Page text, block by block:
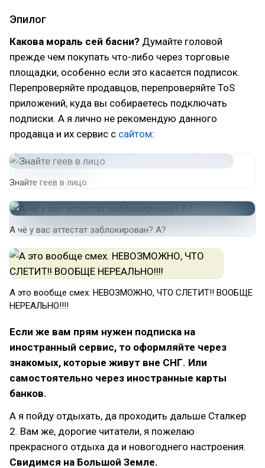
Эпилог
Какова мораль сей басни? Думайте головой
прежде чем покупать что-либо через торговые
площадки, особенно если это касается подписок.
Перепроверяйте продавцов, перепроверяйте ToS
приложений, куда вы собираетесь подключать
подписки. А я лично не рекомендую данного
продавца и их сервис с сайтом:
Знайте геев в лицо.
А чё у вас аттестат заблокирован? А?
А это вообще смех. НЕВОЗМОЖНО, ЧТО СЛЕТИТ!! ВООБЩЕ
НЕРЕАЛЬНО!!!!
Если же вам прям нужен подписка на
иностранный сервис, то оформляйте через
знакомых, которые живут вне СНГ. Или
самостоятельно через иностранные карты
банков.
А я пойду отдыхать, да проходить дальше Сталкер
2. Вам же, дорогие читатели, я пожелаю
прекрасного отдыха да и новогоднего настроения.
Свидимся на Большой Земле.